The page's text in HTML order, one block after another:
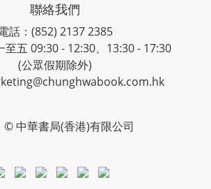
聯絡我們
話：(852) 2137 2385
至五 09:30 - 12:30、13:30 - 17:30
(公眾假期除外)
© 中華書局(香港)有限公司